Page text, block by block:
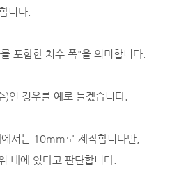
니다.
포함한 치수 폭"을 의미합니다.
인 경우를 예로 들겠습니다.
서는 10mm로 제작합니다만,
내에 있다고 판단합니다.